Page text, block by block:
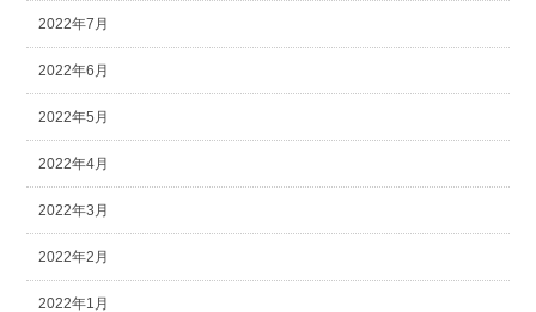
2022年7月
2022年6月
2022年5月
2022年4月
2022年3月
2022年2月
2022年1月